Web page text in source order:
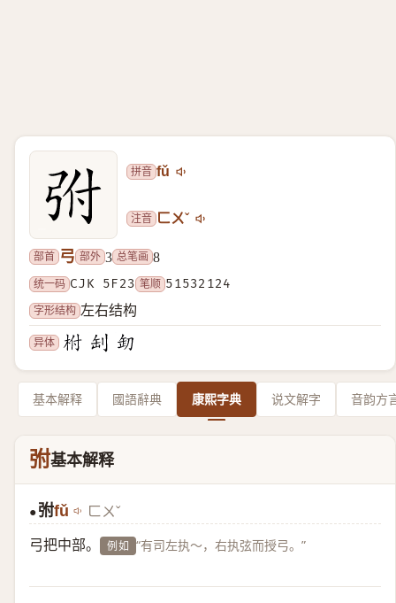
拼音 fǔ
注音 ㄈㄨˇ
部首 弓 部外 3 总笔画 8
统一码 CJK 5F23 笔顺 51532124
字形结构 左右结构
异体
基本解释 國語辭典 康熙字典 说文解字 音韵方
弣基本解释
● 弣fǔ ㄈㄨˇ
弓把中部。 例如 “有司左执～，右执弦而授弓。”